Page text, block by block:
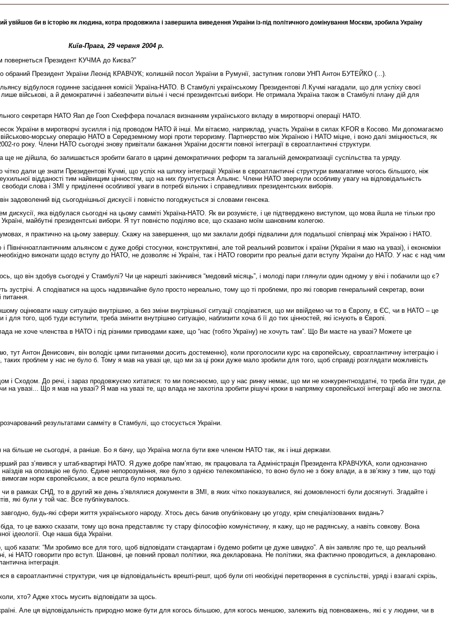
би в історію як людина, котра продовжила і завершила виведення України із-під політичного домінування Москви, зробила Україну
Київ-Прага, 29 червня 2004 р.
повернеться Президент КУЧМА до Києва?”
обраний Президент України Леонід КРАВЧУК; колишній посол України в Румунії, заступник голови УНП Антон БУТЕЙКО (...).
відбулося годинне засідання комісії Україна-НАТО. В Стамбулі українському Президентові Л.Кучмі нагадали, що для успіху своєї
військові, а й демократичні і забезпечити вільні і чесні президентські вибори. Не отримала Україна також в Стамбулі плану дій для
секретаря НАТО Яап де Гооп Схеффера почалася визнанням українського вкладу в миротворчі операції НАТО.
України в миротворчі зусилля і під проводом НАТО й інші. Ми вітаємо, наприклад, участь України в силах KFOR в Косово. Ми допомагаємо
морську операцію НАТО в Середземному морі проти тероризму. Партнерство між Україною і НАТО міцне, і воно далі зміцнюється, як
го року. Члени НАТО сьогодні знову привітали бажання України досягти повної інтеграції в євроатлантичні структури.
ще не дійшла, бо залишається зробити багато в царині демократичних реформ та загальній демократизації суспільства та уряду.
дали це знати Президентові Кучмі, що успіх на шляху інтеграції України в євроатлантичні структури вимагатиме чогось більшого, ніж
відданості тим найвищим цінностям, що на них ґрунтується Альянс. Члени НАТО звернули особливу увагу на відповідальність
слова і ЗМІ у приділенні особливої уваги в потребі вільних і справедливих президентських виборів.
від сьогоднішньої дискусії і повністю погоджується зі словами генсека.
дискусії, яка відбулася сьогодні на цьому самміті Україна-НАТО. Як ви розумієте, і це підтверджено виступом, що мова йшла не тільки про
Україні, майбутні президентські вибори. Я тут повністю поділяю все, що сказано моїм шановним колегою.
я практично на цьому завершу. Скажу на завершення, що ми заклали добрі підвалини для подальшої співпраці між Україною і НАТО.
альянсом є дуже добрі стосунки, конструктивні, але той реальний розвиток і країни (України я маю на увазі), і економіки
необхідно виконати щодо вступу до НАТО, не дозволяє ні Україні, так і НАТО говорити про реальні дати вступу України до НАТО. У нас є над чим
він здобув сьогодні у Стамбулі? Чи це нарешті закінчився “медовий місяць”, і молоді пари глянули один одному у вічі і побачили що є?
А сподіватися на щось надзвичайне було просто нереально, тому що ті проблеми, про які говорив генеральний секретар, вони
питання.
оцінювати нашу ситуацію внутрішню, а без зміни внутрішньої ситуації сподіватися, що ми ввійдемо чи то в Європу, в ЄС, чи в НАТО – це
для того, щоб туди вступити, треба змінити внутрішню ситуацію, наблизити хоча б її до тих цінностей, які існують в Європі.
не хоче членства в НАТО і під різними приводами каже, що “нас (тобто Україну) не хочуть там”. Що Ви маєте на увазі? Можете це
тут Антон Денисович, він володіє цими питаннями досить достеменно), коли проголосили курс на європейську, євроатлантичну інтеграцію і
проблем у нас не було б. Тому я мав на увазі це, що ми за ці роки дуже мало зробили для того, щоб справді розглядати можливість
і Сходом. До речі, і зараз продовжуємо хитатися: то ми пояснюємо, що у нас ринку немає, що ми не конкурентноздатні, то треба йти туди, де
на увазі... Що я мав на увазі? Я мав на увазі те, що влада не захотіла зробити рішучі кроки в напрямку європейської інтеграції або не змогла.
результатами самміту в Стамбулі, що стосується України.
більше не сьогодні, а раніше. Бо я бачу, що Україна могла бути вже членом НАТО так, як і інші держави.
раз з’явився у штаб-квартирі НАТО. Я дуже добре пам’ятаю, як працювала та Адміністрація Президента КРАВЧУКА, коли однозначно
на опозицію не було. Єдине непорозуміння, яке було з однією телекомпанією, то воно було не з боку влади, а в зв’язку з тим, що тоді
вимогам норм європейських, а все решта було нормально.
в рамках СНД, то в другий же день з’являлися документи в ЗМІ, в яких чітко показувалися, які домовленості були досягнуті. Згадайте і
які були у той час. Все публікувалось.
будь-які сфери життя українського народу. Хтось десь бачив опубліковану цю угоду, крім спеціалізованих видань?
то це важко сказати, тому що вона представляє ту стару філософію комуністичну, я кажу, що не радянську, а навіть совкову. Вона
ідеології. Оце наша біда України.
казати: “Ми зробимо все для того, щоб відповідати стандартам і будемо робити це дуже швидко”. А він заявляє про те, що реальний
ні НАТО говорити про вступ. Шановні, це повний провал політики, яка декларована. Не політики, яка фактично проводиться, а декларовано.
інтеграція.
євроатлантичні структури, чия це відповідальність врешті-решт, щоб були оті необхідні перетворення в суспільстві, уряді і взагалі скрізь,
хто? Адже хтось мусить відповідати за щось.
Але ця відповідальність природно може бути для когось більшою, для когось меншою, залежить від повноважень, які є у людини, чи в